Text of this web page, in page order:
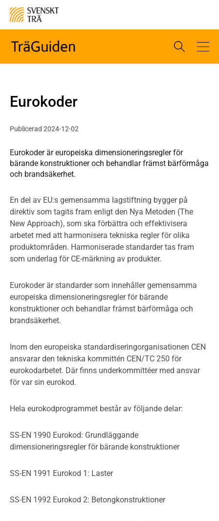
Eurokoder
Publicerad 2024-12-02
Eurokoder är europeiska dimensioneringsregler för
bärande konstruktioner och behandlar främst bärförmåga
och brandsäkerhet.
En del av EU:s gemensamma lagstiftning bygger på
direktiv som tagits fram enligt den Nya Metoden (The
New Approach), som ska förbättra och effektivisera
arbetet med att harmonisera tekniska regler för olika
produktområden. Harmoniserade standarder tas fram
som underlag för CE-märkning av produkter.
Eurokoder är standarder som innehåller gemensamma
europeiska dimensioneringsregler för bärande
konstruktioner och behandlar främst bärförmåga och
brandsäkerhet.
Inom den europeiska standardiseringorganisationen CEN
ansvarar den tekniska kommittén CEN/TC 250 för
eurokodarbetet. Där finns underkommittéer med ansvar
för var sin eurokod.
Hela eurokodprogrammet består av följande delar:
SS-EN 1990 Eurokod: Grundläggande
dimensioneringsregler för bärande konstruktioner
SS-EN 1991 Eurokod 1: Laster
SS-EN 1992 Eurokod 2: Betongkonstruktioner